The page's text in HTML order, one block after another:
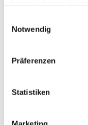
Notwendig
Präferenzen
Statistiken
Praxen
Berlin, 15.